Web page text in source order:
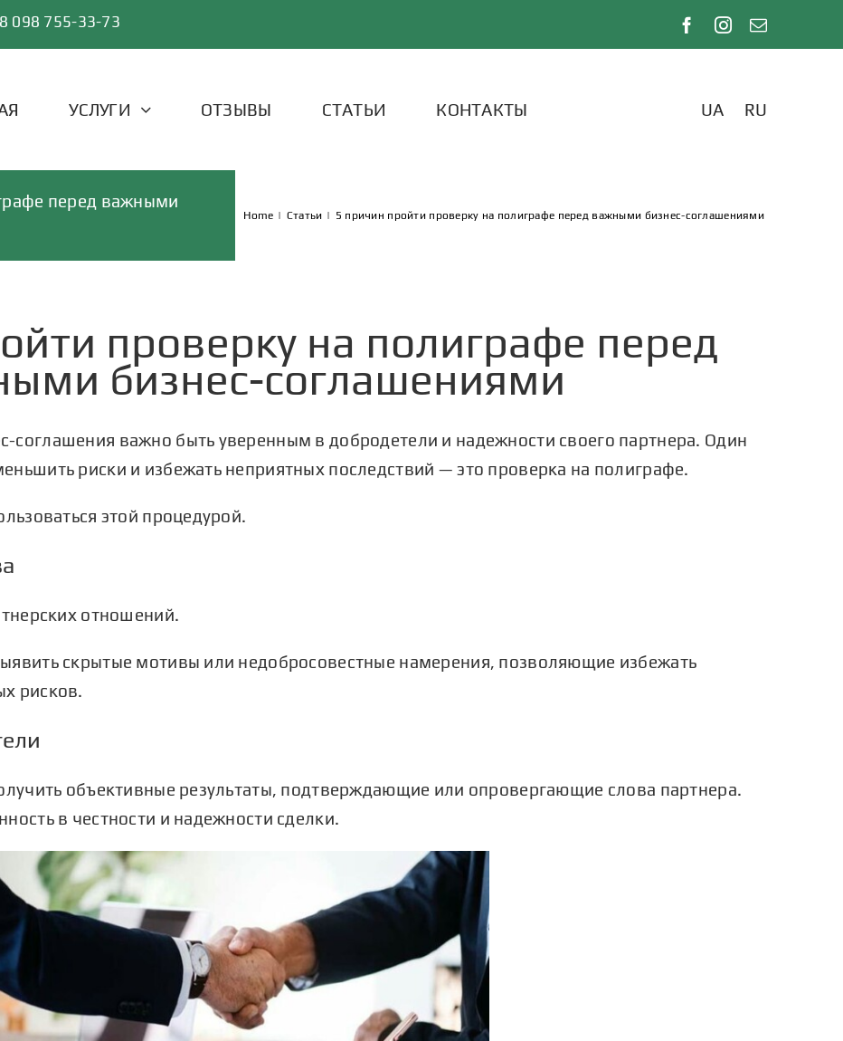
098 755-33-73
УСЛУГИ ОТЗЫВЫ СТАТЬИ КОНТАКТЫ UA RU
перед важными
Home | Статьи | 5 причин пройти проверку на полиграфе перед важными бизнес-соглашениями
проверку на полиграфе перед
бизнес-соглашениями
соглашения важно быть уверенным в добродетели и надежности своего партнера. Один
риски и избежать неприятных последствий — это проверка на полиграфе.
этой процедурой.
отношений.
скрытые мотивы или недобросовестные намерения, позволяющие избежать
рисков.
объективные результаты, подтверждающие или опровергающие слова партнера.
в честности и надежности сделки.